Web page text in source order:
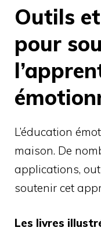
Outils
pour
L’éducation
maison. De
applications,
soutenir cet
Les livres